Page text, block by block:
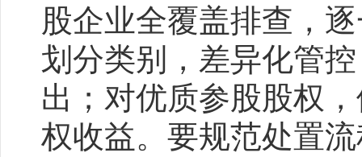
股企业全覆盖排查，
划分类别，差异化管
出；对优质参股股权
权收益。要规范处置